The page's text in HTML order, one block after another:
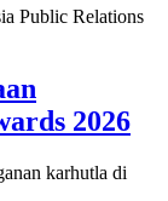
2026